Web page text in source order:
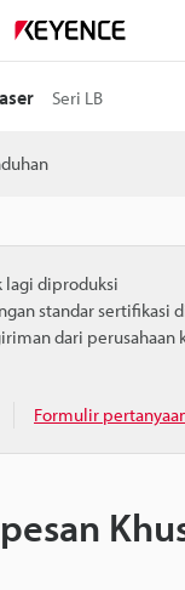
Seri LB
lagi diproduksi
standar sertifikasi
dari perusahaan
Formulir